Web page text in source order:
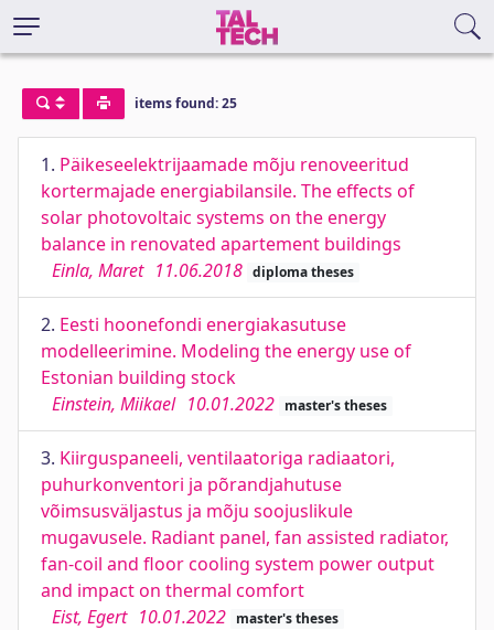
items found: 25
1. Päikeseelektrijaamade mõju renoveeritud
kortermajade energiabilansile. The effects of
solar photovoltaic systems on the energy
balance in renovated apartement buildings
Einla, Maret 11.06.2018 diploma theses
2. Eesti hoonefondi energiakasutuse
modelleerimine. Modeling the energy use of
Estonian building stock
Einstein, Miikael 10.01.2022 master's theses
3. Kiirguspaneeli, ventilaatoriga radiaatori,
puhurkonventori ja põrandjahutuse
võimsusväljastus ja mõju soojuslikule
mugavusele. Radiant panel, fan assisted radiator,
fan-coil and floor cooling system power output
and impact on thermal comfort
Eist, Egert 10.01.2022 master's theses